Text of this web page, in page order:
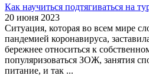
Как научиться подтягиваться на
20 июня 2023
Ситуация, которая во всем мире
пандемией коронавируса,
бережнее относиться к
популяризоваться ЗОЖ, занятия
питание, и так ...